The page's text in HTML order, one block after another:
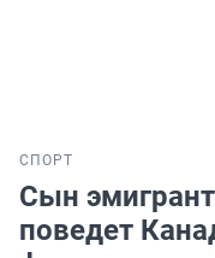
СПОРТ
Сын
поведет